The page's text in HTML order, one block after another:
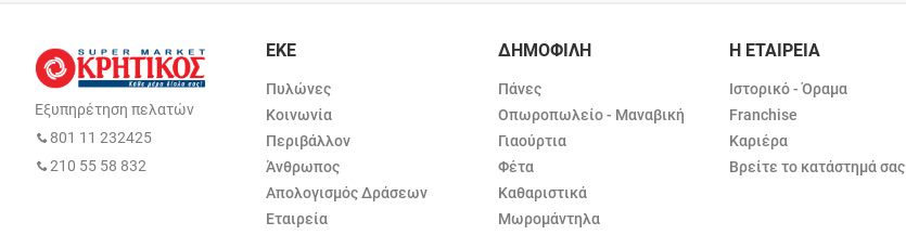
Εξυπηρέτηση πελατών
801 11 232425
210 55 58 832
ΕΚΕ
Πυλώνες
Κοινωνία
Περιβάλλον
Άνθρωπος
Απολογισμός Δράσεων
Εταιρεία
ΔΗΜΟΦΙΛΗ
Πάνες
Οπωροπωλείο - Μαναβική
Γιαούρτια
Φέτα
Καθαριστικά
Μωρομάντηλα
Η ΕΤΑΙΡΕΙΑ
Ιστορικό - Όραμα
Franchise
Καριέρα
Βρείτε το κατάστημά σας